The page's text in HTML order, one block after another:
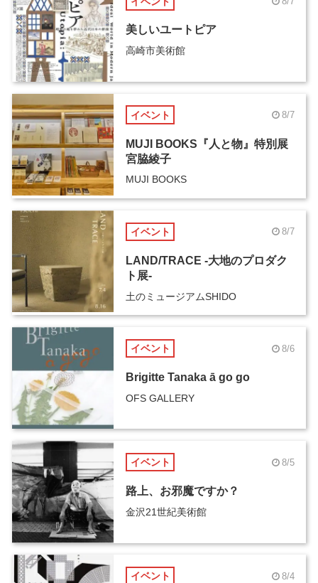
美しいユートピア
高崎市美術館
イベント 8/7
MUJI BOOKS『人と物』特別展
宮脇綾子
MUJI BOOKS
イベント 8/7
LAND/TRACE -大地のプロダク
ト展-
土のミュージアムSHIDO
イベント 8/6
Brigitte Tanaka ā go go
OFS GALLERY
イベント 8/5
路上、お邪魔ですか？
金沢21世紀美術館
イベント 8/4